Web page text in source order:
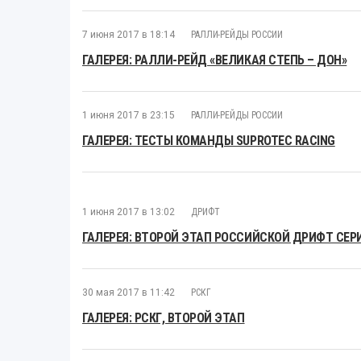
7 июня 2017 в 18:14 РАЛЛИ-РЕЙДЫ РОССИИ
ГАЛЕРЕЯ: РАЛЛИ-РЕЙД «ВЕЛИКАЯ СТЕПЬ – ДОН»
1 июня 2017 в 23:15 РАЛЛИ-РЕЙДЫ РОССИИ
ГАЛЕРЕЯ: ТЕСТЫ КОМАНДЫ SUPROTEC RACING
1 июня 2017 в 13:02 ДРИФТ
ГАЛЕРЕЯ: ВТОРОЙ ЭТАП РОССИЙСКОЙ ДРИФТ
30 мая 2017 в 11:42 РСКГ
ГАЛЕРЕЯ: РСКГ, ВТОРОЙ ЭТАП